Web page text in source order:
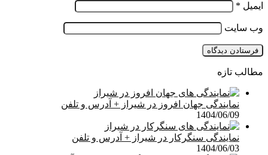
ایمیل *
وب‌ سایت
مطالب تازه
نمایندگی جهان افروز در شیراز + آدرس و تلفن
1404/06/09
نمایندگی سنگرکار در شیراز + آدرس و تلفن
1404/06/03